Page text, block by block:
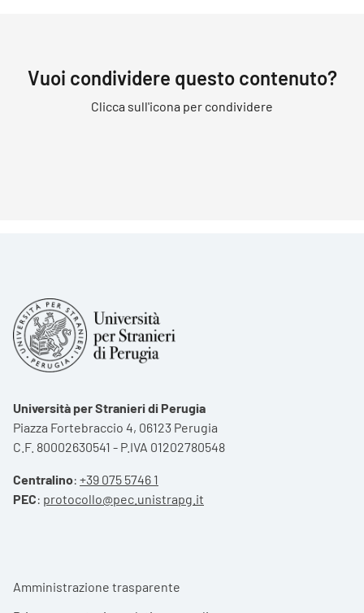
Vuoi condividere questo contenuto?
Clicca sull'icona per condividere
Università per Stranieri di Perugia
Piazza Fortebraccio 4, 06123 Perugia
C.F. 80002630541 - P.IVA 01202780548
Centralino: +39 075 5746 1
PEC: protocollo@pec.unistrapg.it
Footer menu
Amministrazione trasparente